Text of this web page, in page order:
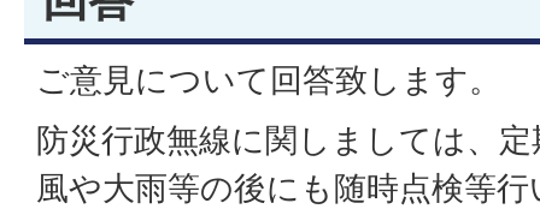
ご意見について回答致します。
防災行政無線に関しましては、
風や大雨等の後にも随時点検等